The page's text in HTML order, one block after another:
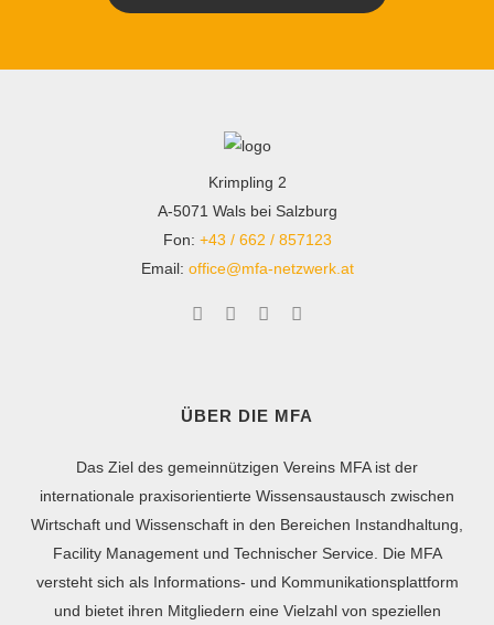
Krimpling 2
A-5071 Wals bei Salzburg
Fon: +43 / 662 / 857123
Email: office@mfa-netzwerk.at
ÜBER DIE MFA
Das Ziel des gemeinnützigen Vereins MFA ist der
internationale praxisorientierte Wissensaustausch zwischen
Wirtschaft und Wissenschaft in den Bereichen Instandhaltung,
Facility Management und Technischer Service. Die MFA
versteht sich als Informations- und Kommunikationsplattform
und bietet ihren Mitgliedern eine Vielzahl von speziellen